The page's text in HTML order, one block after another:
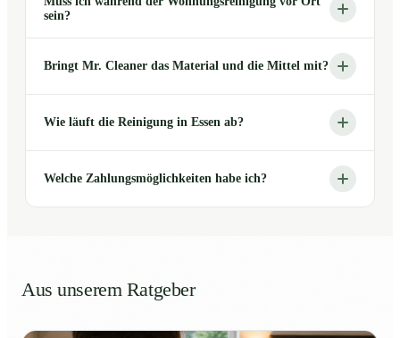
sein?
Bringt Mr. Cleaner das Material und die Mittel mit?
Wie läuft die Reinigung in Essen ab?
Welche Zahlungsmöglichkeiten habe ich?
Aus unserem Ratgeber